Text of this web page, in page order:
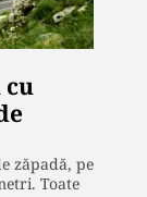
cu
zăpadă, pe
Toate